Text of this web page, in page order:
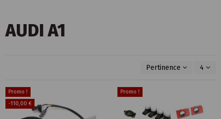
AUDI A1
Pertinence 4
Promo !
-110,00 €
Promo !